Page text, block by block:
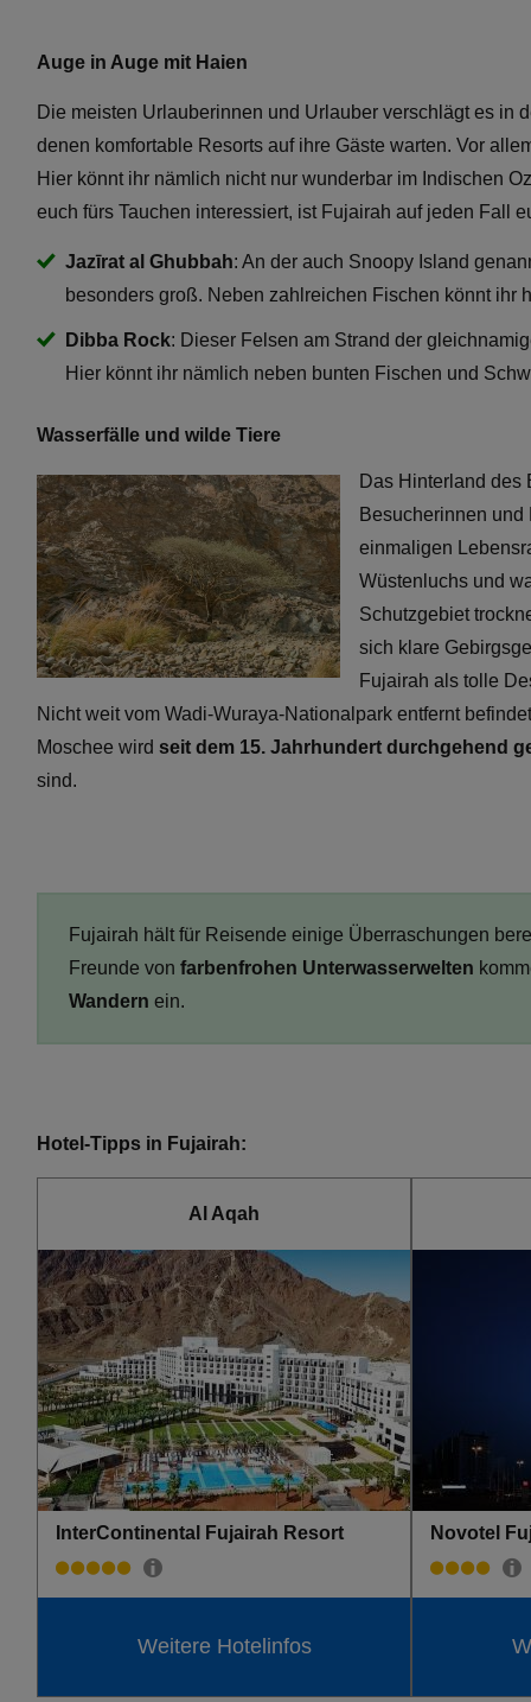
Auge in Auge mit Haien
Die meisten Urlauberinnen und Urlauber verschlägt es in
denen komfortable Resorts auf ihre Gäste warten. Vor
Hier könnt ihr nämlich nicht nur wunderbar im Indischen
euch fürs Tauchen interessiert, ist Fujairah auf jeden Fall
Jazīrat al Ghubbah: An der auch Snoopy Island
besonders groß. Neben zahlreichen Fischen könnt ihr
Dibba Rock: Dieser Felsen am Strand der
Hier könnt ihr nämlich neben bunten Fischen und
Wasserfälle und wilde Tiere
Das Hinterland des
Besucherinnen
einmaligen
Wüstenluchs und
Schutzgebiet
sich klare
Fujairah als tolle
Nicht weit vom Wadi-Wuraya-Nationalpark entfernt
Moschee wird seit dem 15. Jahrhundert durchgehend
sind.
Fujairah hält für Reisende einige Überraschungen
Freunde von farbenfrohen Unterwasserwelten
Wandern ein.
Hotel-Tipps in Fujairah:
Al Aqah
InterContinental Fujairah Resort
Weitere Hotelinfos
Novotel